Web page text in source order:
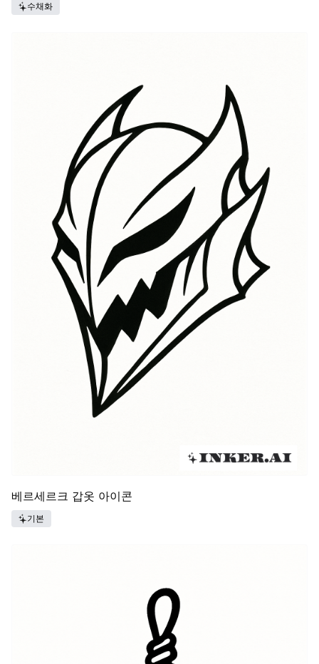
수채화
베르세르크 갑옷 아이콘
기본